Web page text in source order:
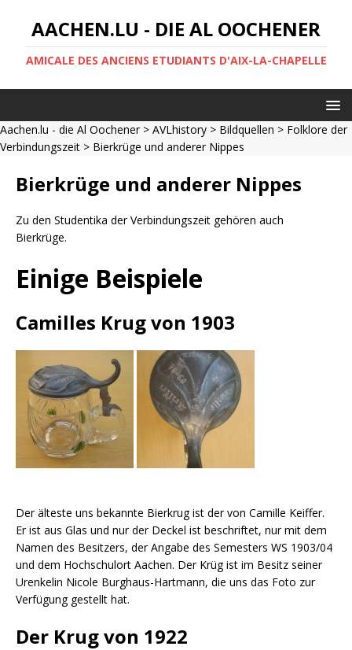
AACHEN.LU - DIE AL OOCHENER
AMICALE DES ANCIENS ETUDIANTS D'AIX-LA-CHAPELLE
Aachen.lu - die Al Oochener> AVLhistory > Bildquellen > Folklore der
Verbindungszeit > Bierkrüge und anderer Nippes
Bierkrüge und anderer Nippes
Zu den Studentika der Verbindungszeit gehören auch
Bierkrüge.
Einige Beispiele
Camilles Krug von 1903
Der älteste uns bekannte Bierkrug ist der von Camille Keiffer.
Er ist aus Glas und nur der Deckel ist beschriftet, nur mit dem
Namen des Besitzers, der Angabe des Semesters WS 1903/04
und dem Hochschulort Aachen. Der Krüg ist im Besitz seiner
Urenkelin Nicole Burghaus-Hartmann, die uns das Foto zur
Verfügung gestellt hat.
Der Krug von 1922